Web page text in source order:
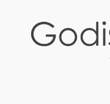
innehåll